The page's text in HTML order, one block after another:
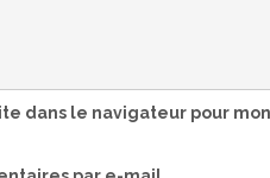
dans le navigateur pour